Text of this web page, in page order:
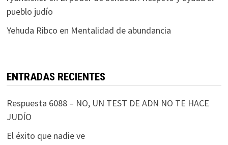
pueblo judío
Yehuda Ribco en Mentalidad de abundancia
ENTRADAS RECIENTES
Respuesta 6088 – NO, UN TEST DE ADN NO TE HACE
JUDÍO
El éxito que nadie ve